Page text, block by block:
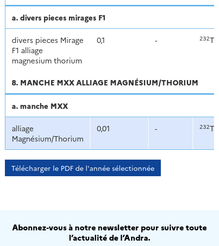
a. divers pieces mirages F1
divers pieces Mirage
F1 alliage
magnesium thorium
0,1 - 232Th
8. MANCHE MXX ALLIAGE MAGNÉSIUM/THORIUM
a. manche MXX
alliage
Magnésium/Thorium
0,01 - 232Th
Télécharger le PDF de l'année sélectionnée
Abonnez-vous à notre newsletter pour suivre toute
l’actualité de l’Andra.